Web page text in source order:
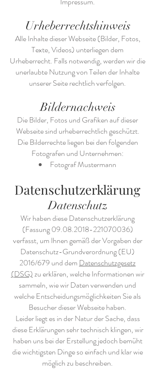
Urheberrechtshinweis
Alle Inhalte dieser Webseite (Bilder, Fotos,
Texte, Videos) unterliegen dem
Urheberrecht. Falls notwendig, werden wir die
unerlaubte Nutzung von Teilen der Inhalte
unserer Seite rechtlich verfolgen.
Bildernachweis
Die Bilder, Fotos und Grafiken auf dieser
Webseite sind urheberrechtlich geschützt.
Die Bilderrechte liegen bei den folgenden
Fotografen und Unternehmen:
Fotograf Mustermann
Datenschutzerklärung
Datenschutz
Wir haben diese Datenschutzerklärung
(Fassung09.08.2018-221070036)
verfasst, um Ihnen gemäß der Vorgaben der
Datenschutz-Grundverordnung (EU)
2016/679 und dem Datenschutzgesetz
(DSG)zu erklären, welche Informationen wir
sammeln, wie wir Daten verwenden und
welche Entscheidungsmöglichkeiten Sie als
Besucher dieser Webseite haben.
Leider liegt es in der Natur der Sache, dass
diese Erklärungen sehr technisch klingen, wir
haben uns bei der Erstellung jedoch bemüht
die wichtigsten Dinge so einfach und klar wie
möglich zu beschreiben.